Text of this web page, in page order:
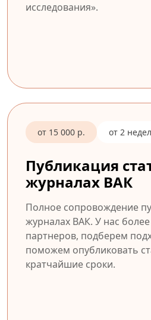
исследования».
от 15 000 р. от 2
Публикация
журналах ВАК
Полное сопровождение
журналах ВАК. У нас
партнеров, подберем
поможем опубликовать
кратчайшие сроки.